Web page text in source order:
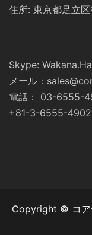
住所: 東京都足立
Skype:
メール：
電話： 03-6555-
+81-3-6555-
Copyright © コア